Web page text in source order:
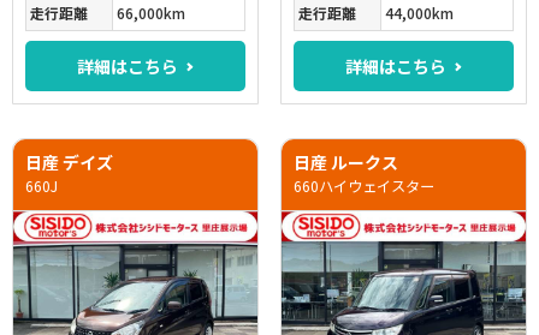
走行距離
66,000km
詳細はこちら
走行距離
44,000km
詳細はこちら
日産 デイズ
660J
日産 ルークス
660ハイウェイスター